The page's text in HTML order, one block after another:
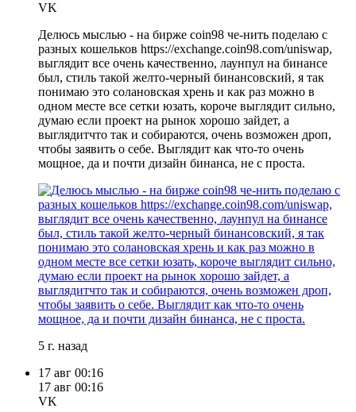
VK
Делюсь мыслью - на бирже coin98 че-нить поделаю с
разных кошельков https://exchange.coin98.com/uniswap,
выглядит все очень качественно, лаунпул на бинансе
был, стиль такой желто-черный бинансовский, я так
понимаю это солановская хрень и как раз можно в
одном месте все сетки юзать, короче выглядит сильно,
думаю если проект на рынок хорошо зайдет, а
выглядитчто так и собираются, очень возможен дроп,
чтобы заявить о себе. Выглядит как что-то очень
мощное, да и почти дизайн бинанса, не с проста.
5 г. назад
17 авг 00:16
17 авг 00:16
VK